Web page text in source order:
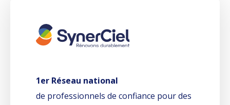
1er Réseau national
de professionnels de confiance pour des